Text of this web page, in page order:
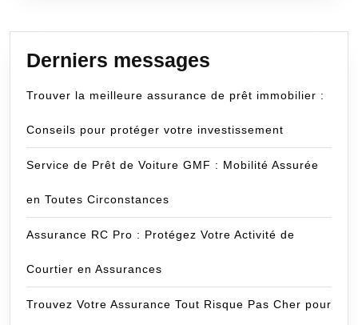
Derniers messages
Trouver la meilleure assurance de prêt immobilier :
Conseils pour protéger votre investissement
Service de Prêt de Voiture GMF : Mobilité Assurée
en Toutes Circonstances
Assurance RC Pro : Protégez Votre Activité de
Courtier en Assurances
Trouvez Votre Assurance Tout Risque Pas Cher pour